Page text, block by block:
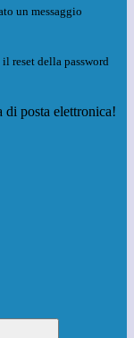
un messaggio
reset della password
di posta elettronica!